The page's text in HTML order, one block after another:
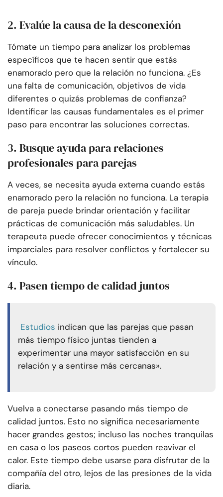
2. Evalúe la causa de la desconexión
Tómate un tiempo para analizar los problemas
específicos que te hacen sentir que estás
enamorado pero que la relación no funciona. ¿Es
una falta de comunicación, objetivos de vida
diferentes o quizás problemas de confianza?
Identificar las causas fundamentales es el primer
paso para encontrar las soluciones correctas.
3. Busque ayuda para relaciones
profesionales para parejas
A veces, se necesita ayuda externa cuando estás
enamorado pero la relación no funciona. La terapia
de pareja puede brindar orientación y facilitar
prácticas de comunicación más saludables. Un
terapeuta puede ofrecer conocimientos y técnicas
imparciales para resolver conflictos y fortalecer su
vínculo.
4. Pasen tiempo de calidad juntos
Estudios indican que las parejas que pasan
más tiempo físico juntas tienden a
experimentar una mayor satisfacción en su
relación y a sentirse más cercanas».
Vuelva a conectarse pasando más tiempo de
calidad juntos. Esto no significa necesariamente
hacer grandes gestos; incluso las noches tranquilas
en casa o los paseos cortos pueden reavivar el
calor. Este tiempo debe usarse para disfrutar de la
compañía del otro, lejos de las presiones de la vida
diaria.